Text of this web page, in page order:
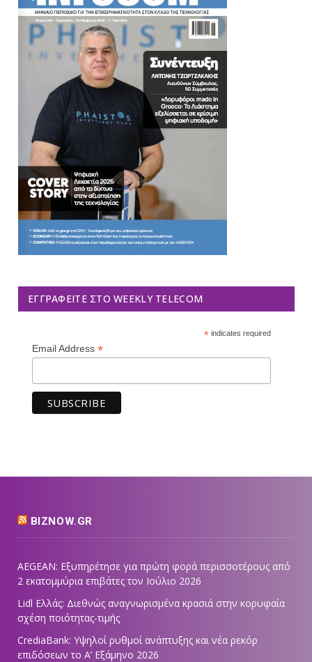
ΕΓΓΡΑΦΕΊΤΕ ΣΤΟ WEEKLY TELECOM
*indicates required
Email Address *
BIZNOW.GR
AEGEAN: Εξυπηρέτησε για πρώτη φορά περισσοτέρους από
2 εκατομμύρια επιβάτες τον Ιούλιο 2026
Lidl Ελλάς: Διεθνώς αναγνωρισμένα κρασιά στην κορυφαία
σχέση ποιότητας-τιμής
CrediaBank: Υψηλοί ρυθμοί ανάπτυξης και νέα ρεκόρ
επιδόσεων το Α’ Εξάμηνο 2026